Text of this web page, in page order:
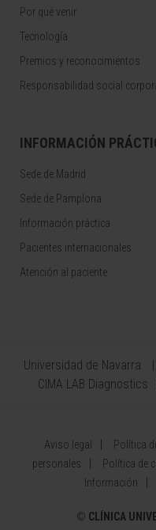
Por qué venir
Tecnología
Premios y reconocimientos
Responsabilidad social
INFORMACIÓN
Sede de Madrid
Sede de Pamplona
Información práctica
Pacientes internacionales
Atención al paciente
Universidad de Navarra
CIMA LAB Diagnostics
Aviso legal Política
personales
Política de
Información
© CLÍNICA